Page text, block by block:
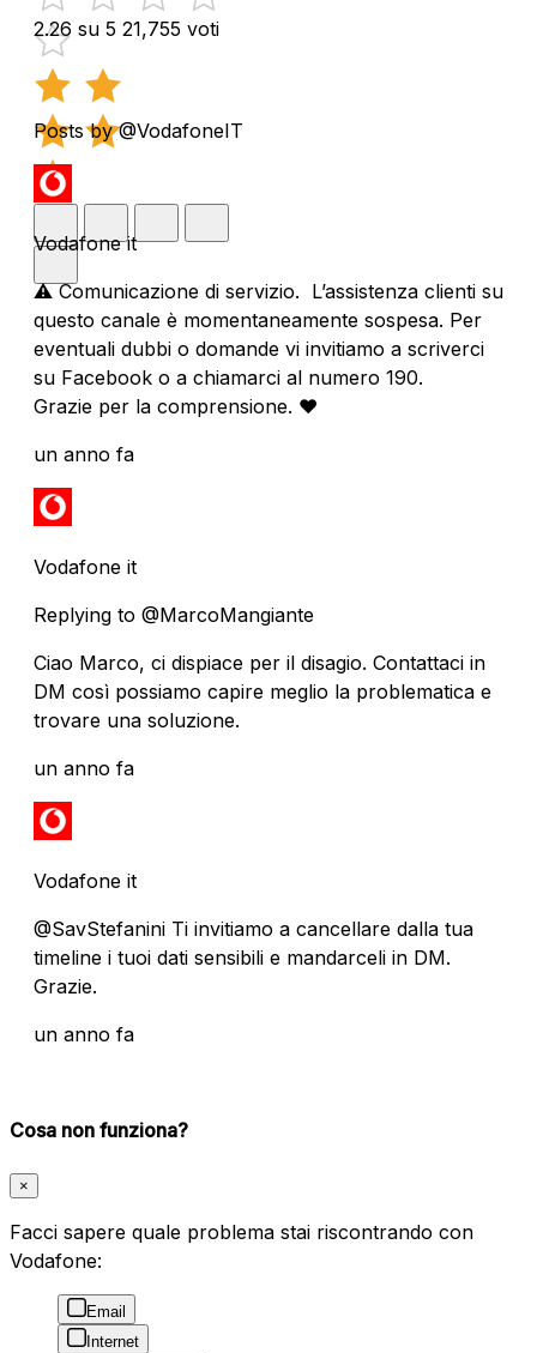
2.26 su 5 21,755 voti
Posts by @VodafoneIT
Vodafone it
⚠️ Comunicazione di servizio. L’assistenza clienti su
questo canale è momentaneamente sospesa. Per
eventuali dubbi o domande vi invitiamo a scriverci
su Facebook o a chiamarci al numero 190.
Grazie per la comprensione. ❤️
un anno fa
Vodafone it
Replying to @MarcoMangiante
Ciao Marco, ci dispiace per il disagio. Contattaci in
DM così possiamo capire meglio la problematica e
trovare una soluzione.
un anno fa
Vodafone it
@SavStefanini Ti invitiamo a cancellare dalla tua
timeline i tuoi dati sensibili e mandarceli in DM.
Grazie.
un anno fa
Cosa non funziona?
×
Facci sapere quale problema stai riscontrando con
Vodafone:
Email
Internet